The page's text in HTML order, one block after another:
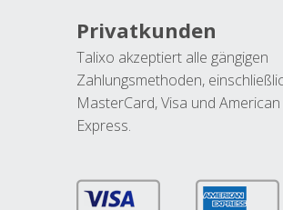
Privatkunden
Talixo akzeptiert alle gängigen
Zahlungsmethoden,
MasterCard, Visa und American
Express.